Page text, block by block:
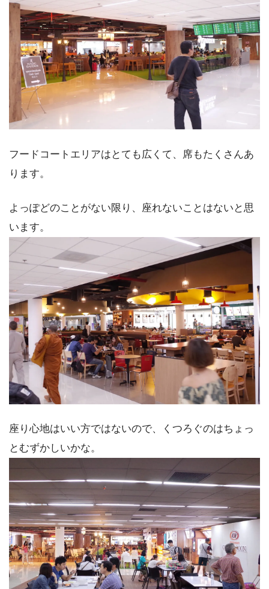
フードコートエリアはとても広くて、席もたくさんあ
ります。
よっぽどのことがない限り、座れないことはないと思
います。
座り心地はいい方ではないので、くつろぐのはちょっ
とむずかしいかな。